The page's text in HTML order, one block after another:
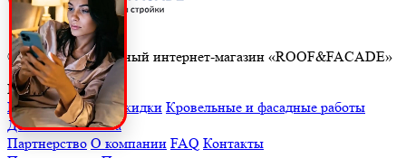
© 2026. Строительный интернет-магазин «ROOF&FACADE»
Помощь
Главная Акции и скидки Кровельные и фасадные работы
Доставка и оплата
Партнерство О компании FAQ Контакты